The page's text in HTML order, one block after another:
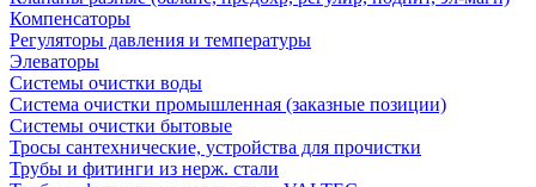
Компенсаторы
Регуляторы давления и температуры
Элеваторы
Системы очистки воды
Система очистки промышленная (заказные позиции)
Системы очистки бытовые
Тросы сантехнические, устройства для прочистки
Трубы и фитинги из нерж. стали